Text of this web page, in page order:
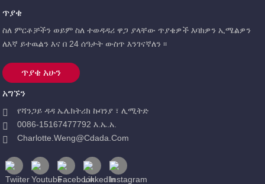
ጥያቄ
ስለ ምርቶቻችን ወይም ስለ ተወዳዳሪ ዋጋ ያላቸው ጥያቄዎች እባክዎን ኢሜልዎን
ለእኛ ይተዉልን እና በ 24 ሰዓታት ውስጥ እንገናኛለን ፡፡
ጥያቄ አሁን
አግኙን
የሻንጋይ ዳዳ ኤሌክትሪክ ኩባንያ ፣ ሊሚትድ
0086-15167477792 እ.ኤ.አ.
Charlotte.weng@cdada.com